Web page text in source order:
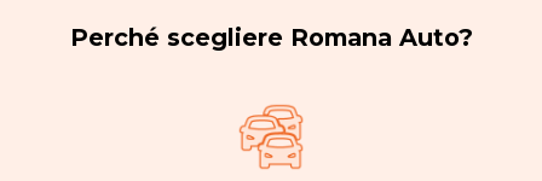
Perché scegliere Romana Auto?